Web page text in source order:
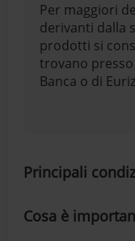
Per maggiori
derivanti dalla
prodotti si
trovano
Banca o di
Principali
Cosa è